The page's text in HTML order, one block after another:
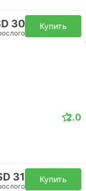
30 Купить
2.0
31 Купить